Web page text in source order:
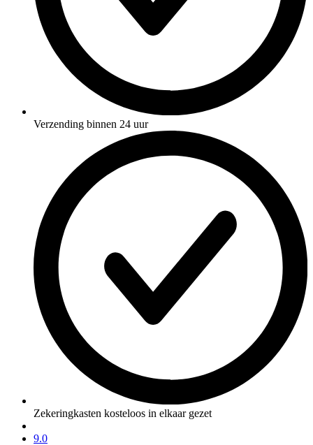
Verzending binnen 24 uur
Zekeringkasten kosteloos in elkaar gezet
9.0